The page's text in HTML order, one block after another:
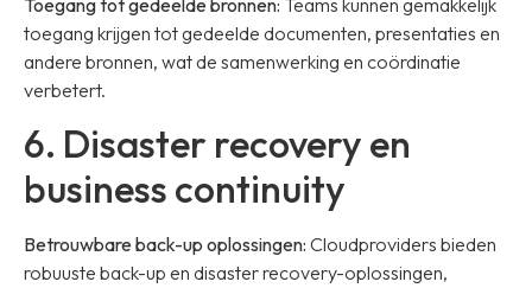
Toegang tot gedeelde bronnen: Teams kunnen gemakkelijk
toegang krijgen tot gedeelde documenten, presentaties en
andere bronnen, wat de samenwerking en coördinatie
verbetert.
6. Disaster recovery en
business continuity
Betrouwbare back-up oplossingen: Cloudproviders bieden
robuuste back-up en disaster recovery-oplossingen,